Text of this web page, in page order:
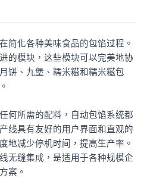
简化各种美味食品的包馅过程。
的模块，这些模块可以完美地协
饼、九堡、糯米糍和糯米糍包
何所需的配料，自动包馅系统都
线具有友好的用户界面和直观的
地减少停机时间，提高生产率。
无缝集成，是适用于各种规模企
案。